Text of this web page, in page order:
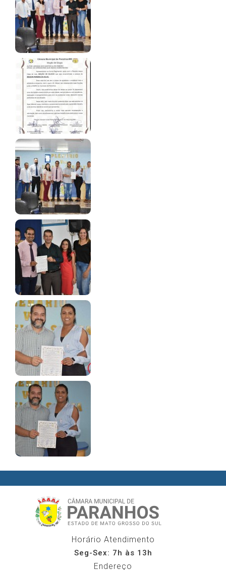
Horário Atendimento
Seg-Sex: 7h às 13h
Endereço